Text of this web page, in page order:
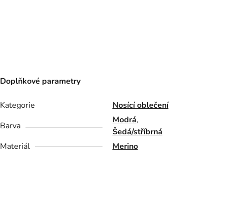
Doplňkové parametry
Kategorie
Nosící oblečení
Barva
Modrá,
Šedá/stříbrná
Materiál
Merino